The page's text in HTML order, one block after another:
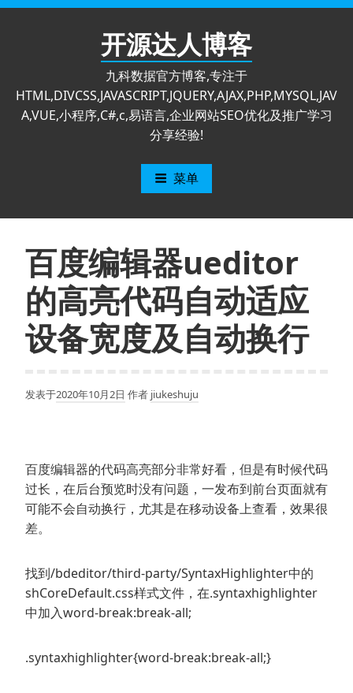
跳
开源达人博客
九科数据官方博客,专注于
HTML,DIVCSS,JAVASCRIPT,JQUERY,AJAX,PHP,MYSQL,JAV
A,VUE,小程序,C#,c,易语言,企业网站SEO优化及推广学习
分享经验!
菜单
百度编辑器ueditor
的高亮代码自动适应
设备宽度及自动换行
发表于2020年10月2日 作者 jiukeshuju
百度编辑器的代码高亮部分非常好看，但是有时候代码
过长，在后台预览时没有问题，一发布到前台页面就有
可能不会自动换行，尤其是在移动设备上查看，效果很
差。
找到/bdeditor/third-party/SyntaxHighlighter中的
shCoreDefault.css样式文件，在.syntaxhighlighter
中加入word-break:break-all;
.syntaxhighlighter{word-break:break-all;}